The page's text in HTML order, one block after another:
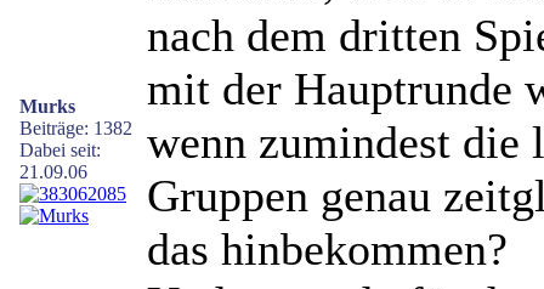
Murks
Beiträge: 1382
Dabei seit:
21.09.06
nach dem dritten
mit der Hauptrunde
wenn zumindest die
Gruppen genau
das hinbekommen?